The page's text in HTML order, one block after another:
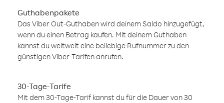
Guthabenpakete
Das Viber Out-Guthaben wird deinem Saldo hinzugefügt,
wenn du einen Betrag kaufen. Mit deinem Guthaben
kannst du weltweit eine beliebige Rufnummer zu den
günstigen Viber-Tarifen anrufen.
30-Tage-Tarife
Mit dem 30-Tage-Tarif kannst du für die Dauer von 30